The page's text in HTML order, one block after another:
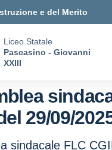
e del Merito
Liceo Statale
Pascasino - Giovanni
XXIII
29/09/
sindacale FLC